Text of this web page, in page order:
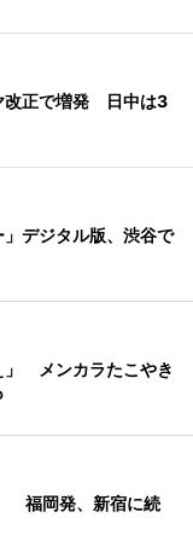
改正で増発 日中は3
デジタル版、渋谷で
」 メンカラたこやき
福岡発、新宿に続